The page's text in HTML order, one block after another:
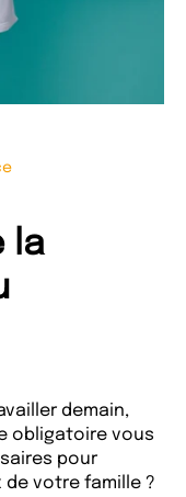
la
demain,
obligatoire vous
pour
de votre famille ?